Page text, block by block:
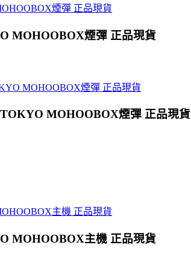
MOHOOBOX煙彈 正品現貨
MOHOOBOX煙彈 正品現貨
MOHOOBOX主機 正品現貨